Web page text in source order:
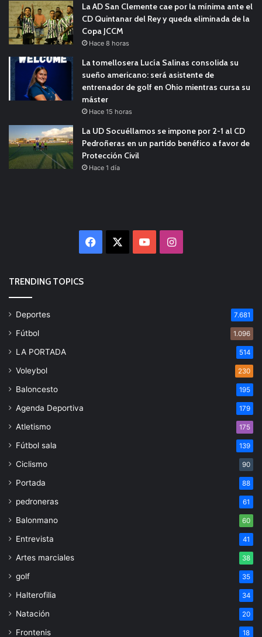
La AD San Clemente cae por la mínima ante el
CD Quintanar del Rey y queda eliminada de la
Copa JCCM
Hace 8 horas
La tomellosera Lucía Salinas consolida su
sueño americano: será asistente de
entrenador de golf en Ohio mientras cursa su
máster
Hace 15 horas
La UD Socuéllamos se impone por 2-1 al CD
Pedroñeras en un partido benéfico a favor de
Protección Civil
Hace 1 día
Facebook YouTubeInstagram
TRENDING TOPICS
Deportes 7.681
Fútbol 1.096
LA PORTADA 514
Voleybol 230
Baloncesto 195
Agenda Deportiva 179
Atletismo 175
Fútbol sala 139
Ciclismo 90
Portada 88
pedroneras 61
Balonmano 60
Entrevista 41
Artes marciales 38
golf 35
Halterofilia 34
Natación 20
Frontenis 18